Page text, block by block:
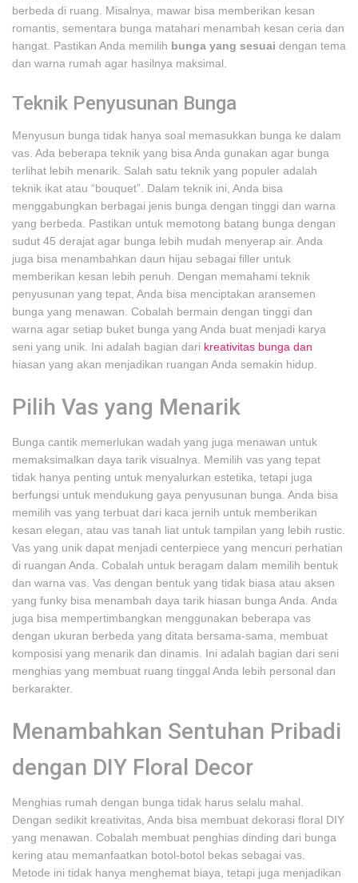
berbeda di ruang. Misalnya, mawar bisa memberikan kesan
romantis, sementara bunga matahari menambah kesan ceria dan
hangat. Pastikan Anda memilih bunga yang sesuai dengan tema
dan warna rumah agar hasilnya maksimal.
Teknik Penyusunan Bunga
Menyusun bunga tidak hanya soal memasukkan bunga ke dalam
vas. Ada beberapa teknik yang bisa Anda gunakan agar bunga
terlihat lebih menarik. Salah satu teknik yang populer adalah
teknik ikat atau “bouquet”. Dalam teknik ini, Anda bisa
menggabungkan berbagai jenis bunga dengan tinggi dan warna
yang berbeda. Pastikan untuk memotong batang bunga dengan
sudut 45 derajat agar bunga lebih mudah menyerap air. Anda
juga bisa menambahkan daun hijau sebagai filler untuk
memberikan kesan lebih penuh. Dengan memahami teknik
penyusunan yang tepat, Anda bisa menciptakan aransemen
bunga yang menawan. Cobalah bermain dengan tinggi dan
warna agar setiap buket bunga yang Anda buat menjadi karya
seni yang unik. Ini adalah bagian dari kreativitas bunga dan
hiasan yang akan menjadikan ruangan Anda semakin hidup.
Pilih Vas yang Menarik
Bunga cantik memerlukan wadah yang juga menawan untuk
memaksimalkan daya tarik visualnya. Memilih vas yang tepat
tidak hanya penting untuk menyalurkan estetika, tetapi juga
berfungsi untuk mendukung gaya penyusunan bunga. Anda bisa
memilih vas yang terbuat dari kaca jernih untuk memberikan
kesan elegan, atau vas tanah liat untuk tampilan yang lebih rustic.
Vas yang unik dapat menjadi centerpiece yang mencuri perhatian
di ruangan Anda. Cobalah untuk beragam dalam memilih bentuk
dan warna vas. Vas dengan bentuk yang tidak biasa atau aksen
yang funky bisa menambah daya tarik hiasan bunga Anda. Anda
juga bisa mempertimbangkan menggunakan beberapa vas
dengan ukuran berbeda yang ditata bersama-sama, membuat
komposisi yang menarik dan dinamis. Ini adalah bagian dari seni
menghias yang membuat ruang tinggal Anda lebih personal dan
berkarakter.
Menambahkan Sentuhan Pribadi
dengan DIY Floral Decor
Menghias rumah dengan bunga tidak harus selalu mahal.
Dengan sedikit kreativitas, Anda bisa membuat dekorasi floral DIY
yang menawan. Cobalah membuat penghias dinding dari bunga
kering atau memanfaatkan botol-botol bekas sebagai vas.
Metode ini tidak hanya menghemat biaya, tetapi juga menjadikan